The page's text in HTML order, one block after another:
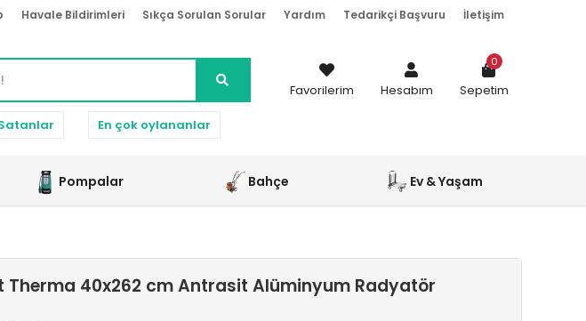
Havale Bildirimleri Sıkça Sorulan Sorular Yardım Tedarikçi Başvuru İletişim
En çok oylananlar
Favorilerim Hesabım Sepetim
0
Pompalar Bahçe Ev & Yaşam
Therma 40x262 cm Antrasit Alüminyum Radyatör